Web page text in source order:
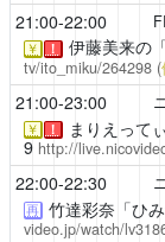
21:00-22:00
￥ ！ 伊藤美来の
tv/ito_miku/264298 (
21:00-23:00
￥ ！ まりえって
9 http://
22:00-22:30
再 竹達彩奈「ひ
video.jp/watch/